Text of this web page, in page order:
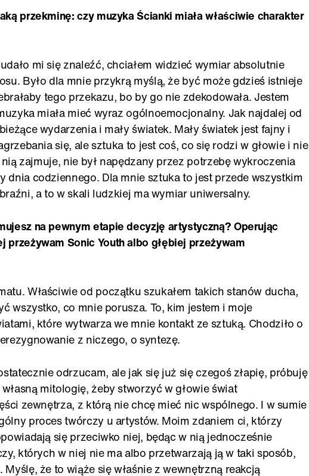
przekminę: czy muzyka Ścianki miała właściwie charakter
mi się znaleźć, chciałem widzieć wymiar absolutnie
Było dla mnie przykrą myślą, że być może gdzieś istnieje
tego przekazu, bo by go nie zdekodowała. Jestem
miała mieć wyraz ogólnoemocjonalny. Jak najdalej od
wydarzenia i mały światek. Mały światek jest fajny i
się, ale sztuka to jest coś, co się rodzi w głowie i nie
zajmuje, nie był napędzany przez potrzebę wykroczenia
dnia codziennego. Dla mnie sztuka to jest przede wszystkim
a to w skali ludzkiej ma wymiar uniwersalny.
na pewnym etapie decyzję artystyczną? Operując
przeżywam Sonic Youth albo głębiej przeżywam
Właściwie od początku szukałem takich stanów ducha,
wszystko, co mnie porusza. To, kim jestem i moje
które wytwarza we mnie kontakt ze sztuką. Chodziło o
z niczego, o syntezę.
odrzucam, ale jak się już się czegoś złapię, próbuję
mitologię, żeby stworzyć w głowie świat
zewnętrza, z którą nie chcę mieć nic wspólnego. I w sumie
proces twórczy u artystów. Moim zdaniem ci, którzy
się przeciwko niej, będąc w nią jednocześnie
których w niej nie ma albo przetwarzają ją w taki sposób,
że to wiąże się właśnie z wewnętrzną reakcją